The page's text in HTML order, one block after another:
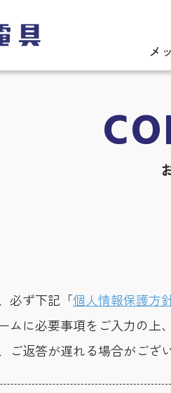
メ
必ず下記「個人情報保護方
に必要事項をご入力の上
返答が遅れる場合がござ